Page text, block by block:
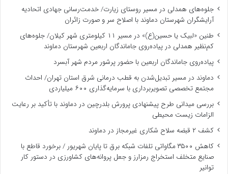
جلوه‌های همدلی در مسیر روستای زیارت/ خدمت‌رسانی جهادی اتحادیه
آرایشگران شهرستان دماوند با اصلاح سر و صورت زائران
طنین «لبیک یا حسین(ع)» در مسیر ۱۱ کیلومتری شهر کیلان/ جلوه‌های
کم‌نظیر همدلی در پیاده‌روی جاماندگان اربعین شهرستان دماوند
پیاده‌روی جاماندگان اربعین با حضور پرشور مردم شهر آبسرد
دماوند در مسیر تبدیل‌شدن به قطب درمانی شرق استان تهران/ احداث
مجتمع تخصصی تصویربرداری با سرمایه‌گذاری ۶۰۰ میلیاردی
بررسی میدانی طرح پیشنهادی پرورش بلدرچین در دماوند با تأکید بر رعایت
الزامات زیست ‌محیطی
کشف ۲ قبضه سلاح شکاری غیرمجاز در دماوند
کاهش ۳۵۰۰ مگاواتی تلفات شبکه برق تا پایان شهریور / برخورد قاطع با
صنایع متخلف استخراج رمزارز و جعل پروانه‌های کشاورزی در دستور کار
توانیر